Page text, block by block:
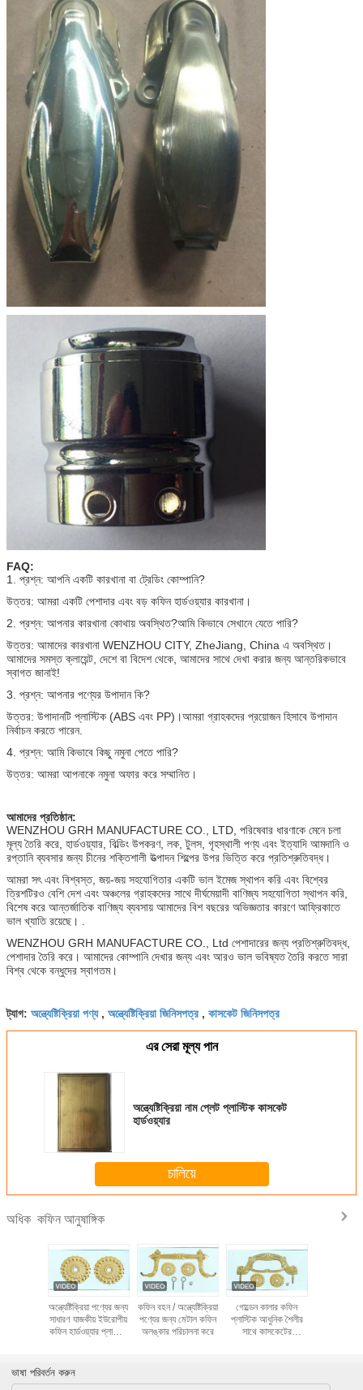
FAQ:
1. প্রশ্ন: আপনি একটি কারখানা বা ট্রেডিং কোম্পানি?
উত্তর: আমরা একটি পেশাদার এবং বড় কফিন হার্ডওয়্যার কারখানা।
2. প্রশ্ন: আপনার কারখানা কোথায় অবস্থিত?আমি কিভাবে সেখানে যেতে পারি?
উত্তর: আমাদের কারখানা WENZHOU CITY, ZheJiang, China এ অবস্থিত।
আমাদের সমস্ত ক্লায়েন্ট, দেশে বা বিদেশ থেকে, আমাদের সাথে দেখা করার জন্য আন্তরিকভাবে
স্বাগত জানাই!
3. প্রশ্ন: আপনার পণ্যের উপাদান কি?
উত্তর: উপাদানটি প্লাস্টিক (ABS এবং PP)।আমরা গ্রাহকদের প্রয়োজন হিসাবে উপাদান
নির্বাচন করতে পারেন.
4. প্রশ্ন: আমি কিভাবে কিছু নমুনা পেতে পারি?
উত্তর: আমরা আপনাকে নমুনা অফার করে সম্মানিত।
আমাদের প্রতিষ্ঠান:
WENZHOU GRH MANUFACTURE CO., LTD, পরিষেবার ধারণাকে মেনে চলা
মূল্য তৈরি করে, হার্ডওয়্যার, বিল্ডিং উপকরণ, লক, টুলস, গৃহস্থালী পণ্য এবং ইত্যাদি আমদানি ও
রপ্তানি ব্যবসার জন্য চীনের শক্তিশালী উত্পাদন শিল্পের উপর ভিত্তি করে প্রতিশ্রুতিবদ্ধ।
আমরা সৎ এবং বিশ্বস্ত, জয়-জয় সহযোগিতার একটি ভাল ইমেজ স্থাপন করি এবং বিশ্বের
ত্রিশটিরও বেশি দেশ এবং অঞ্চলের গ্রাহকদের সাথে দীর্ঘমেয়াদী বাণিজ্য সহযোগিতা স্থাপন করি,
বিশেষ করে আন্তর্জাতিক বাণিজ্য ব্যবসায় আমাদের বিশ বছরের অভিজ্ঞতার কারণে আফ্রিকাতে
ভাল খ্যাতি রয়েছে। .
WENZHOU GRH MANUFACTURE CO., Ltd পেশাদারের জন্য প্রতিশ্রুতিবদ্ধ,
পেশাদার তৈরি করে। আমাদের কোম্পানি দেখার জন্য এবং আরও ভাল ভবিষ্যত তৈরি করতে সারা
বিশ্ব থেকে বন্ধুদের স্বাগতম।
ট্যাগ: অন্ত্যেষ্টিক্রিয়া পণ্য, অন্ত্যেষ্টিক্রিয়া জিনিসপত্র , কাসকেট জিনিসপত্র
এর সেরা মূল্য পান
অন্ত্যেষ্টিক্রিয়া নাম প্লেট প্লাস্টিক কাসকেট
হার্ডওয়্যার
চালিয়ে
অধিক কফিন আনুষাঙ্গিক
অন্ত্যেষ্টিক্রিয়া পণ্যের জন্য
সাধারণ যাজকীয় ইউরোপীয়
কফিন হার্ডওয়্যার প্লাস্টিক
কফিন বহন / অন্ত্যেষ্টিক্রিয়া
পণ্যের জন্য মেটাল কফিন
অলঙ্কার পরিচালনা করে
গোল্ডেন কালার কফিন
প্লাস্টিক আধুনিক শৈলীর
সাথে কাসকেটের
ভাষা পরিবর্তন করুন